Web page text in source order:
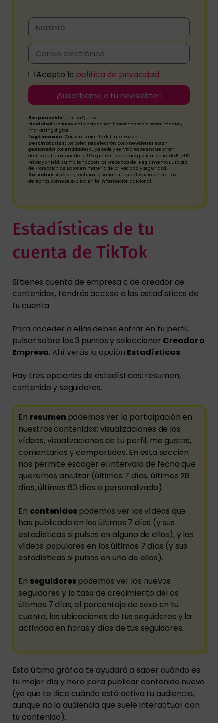
Acepto la política de privacidad
¡Suscríbeme a tu newsletter!
Responsable: Jessica Quero
Finalidad:Gestionar el envío de notificaciones sobre social media y
marketing digital.
Legitimación:Consentimiento del interesado.
Destinatarios: Los boletines electrónicos o newsletter están
gestionados por entidades cuya sede y servidores se encuentran
dentro del territorio de la UE o por entidades acogidas al acuerdo EU-US
Privacy Shield, cumpliendo con los preceptos del Reglamento Europeo
de Protección de Datos en materia de privacidad y seguridad.
Derechos:Acceder, rectificar y suprimir los datos, así como otros
derechos, como se explica en la información adicional.
Estadísticas de tu
cuenta de TikTok
Si tienes cuenta de empresa o de creador de
contenidos, tendrás acceso a las estadísticas de
tu cuenta.
Para acceder a ellas debes entrar en tu perfil,
pulsar sobre los 3 puntos y seleccionar Creador o
Empresa. Ahí verás la opción Estadísticas.
Hay tres opciones de estadísticas: resumen,
contenido y seguidores.
En resumen podemos ver la participación en
nuestros contenidos: visualizaciones de los
vídeos, visualizaciones de tu perfil, me gustas,
comentarios y compartidos. En esta sección
nos permite escoger el intervalo de fecha que
queremos analizar (últimos 7 días, últimos 28
días, últimos 60 días o personalizado).
En contenidospodemos ver los vídeos que
has publicado en los últimos 7 días (y sus
estadísticas si pulsas en alguno de ellos), y los
vídeos populares en los últimos 7 días (y sus
estadísticas si pulsas en uno de ellos).
En seguidorespodemos ver los nuevos
seguidores y la tasa de crecimiento del os
últimos 7 días, el porcentaje de sexo en tu
cuenta, las ubicaciones de tus seguidores y la
actividad en horas y días de tus seguidores.
Esta última gráfica te ayudará a saber cuándo es
tu mejor día y hora para publicar contenido nuevo
(ya que te dice cuándo está activa tu audiencia,
aunque no la audiencia que suele interactuar con
tu contenido).